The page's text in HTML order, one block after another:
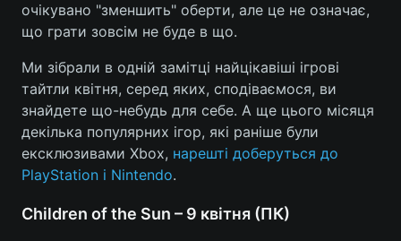
Економіка Світ
Спорт Наука
Техно і зв'язок Лайт
Зброя
Здоров'я Туризм
очікувано "зменшить" оберти, але це не означає,
що грати зовсім не буде в що.
Ми зібрали в одній замітці найцікавіші ігрові
тайтли квітня, серед яких, сподіваємося, ви
знайдете що-небудь для себе. А ще цього місяця
декілька популярних ігор, які раніше були
ексклюзивами Xbox, нарешті доберуться до
PlayStation і Nintendo.
Children of the Sun – 9 квітня (ПК)